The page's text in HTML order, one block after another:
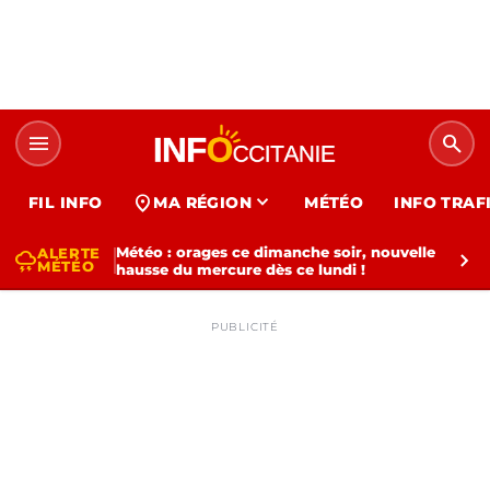
menu search
FIL INFO location_on MA RÉGION expand_more MÉTÉO INFO
thunderstormALERTE
MÉTÉO
Météo : orages ce dimanche soir, nouvelle
hausse du mercure dès ce lundi !
chevron_right
PUBLICITÉ